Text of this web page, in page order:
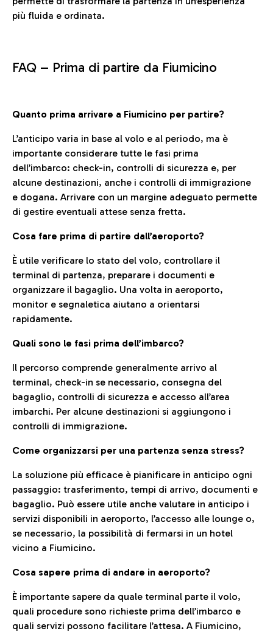
più fluida e ordinata.
FAQ – Prima di partire da Fiumicino
Quanto prima arrivare a Fiumicino per partire?
L’anticipo varia in base al volo e al periodo, ma è
importante considerare tutte le fasi prima
dell’imbarco: check-in, controlli di sicurezza e, per
alcune destinazioni, anche i controlli di immigrazione
e dogana. Arrivare con un margine adeguato permette
di gestire eventuali attese senza fretta.
Cosa fare prima di partire dall’aeroporto?
È utile verificare lo stato del volo, controllare il
terminal di partenza, preparare i documenti e
organizzare il bagaglio. Una volta in aeroporto,
monitor e segnaletica aiutano a orientarsi
rapidamente.
Quali sono le fasi prima dell’imbarco?
Il percorso comprende generalmente arrivo al
terminal, check-in se necessario, consegna del
bagaglio, controlli di sicurezza e accesso all’area
imbarchi. Per alcune destinazioni si aggiungono i
controlli di immigrazione.
Come organizzarsi per una partenza senza stress?
La soluzione più efficace è pianificare in anticipo ogni
passaggio: trasferimento, tempi di arrivo, documenti e
bagaglio. Può essere utile anche valutare in anticipo i
servizi disponibili in aeroporto, l’accesso alle lounge o,
se necessario, la possibilità di fermarsi in un hotel
vicino a Fiumicino.
Cosa sapere prima di andare in aeroporto?
È importante sapere da quale terminal parte il volo,
quali procedure sono richieste prima dell’imbarco e
quali servizi possono facilitare l’attesa. A Fiumicino,